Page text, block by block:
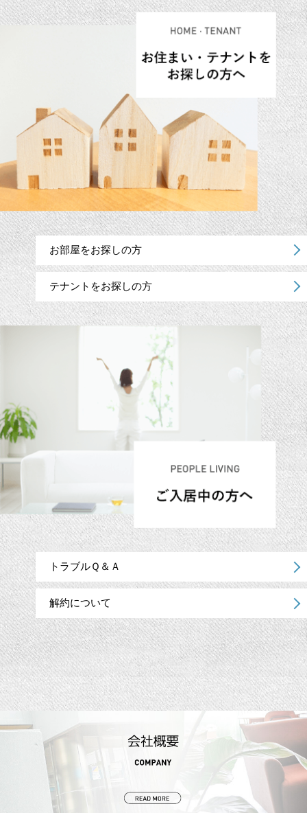
お部屋をお探しの方
テナントをお探しの方
トラブルＱ＆Ａ
解約について